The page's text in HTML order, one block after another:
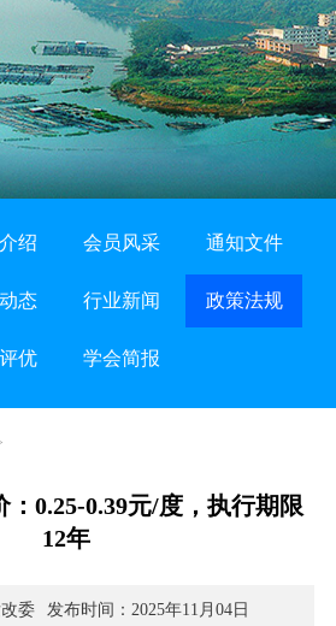
绍 会员风采 通知文件
态 行业新闻 政策法规
优 学会简报
：0.25-0.39元/度，执行期限
12年
委
发布时间：2025年11月04日